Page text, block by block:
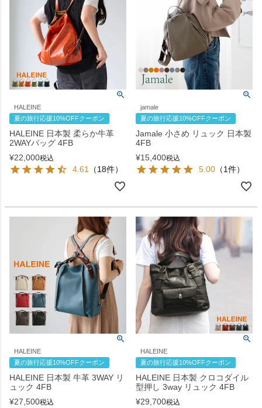
HALEINE
夏の旅行応援10%OFFクーポン
HALEINE 日本製 柔らか牛革
2WAYバッグ 4FB
¥22,000税込
4.61 （18件）
jamale
夏の旅行応援10%OFFクーポン
Jamale 小さめ リュック 日本製
4FB
¥15,400税込
5.00 （1件）
HALEINE
夏の旅行応援10%OFFクーポン
HALEINE 日本製 牛革 3WAY リ
ュック 4FB
¥27,500税込
HALEINE
夏の旅行応援10%OFFクーポン
HALEINE 日本製 クロコダイル
型押し 3way リュック 4FB
¥29,700税込